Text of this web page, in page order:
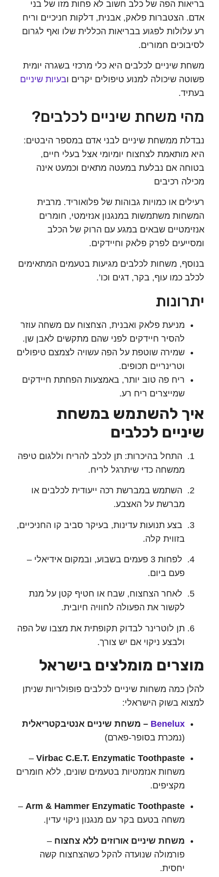
הפה של כלב חשוב לא פחות מזו של בני
הצטברות פלאק, אבנית, דלקות חניכיים וריח
לפגוע בבריאות הכללית שלו ואף לגרום
חמורים.
שיניים לכלבים היא כלי מרכזי בשגרה יומית
שיכולה למנוע טיפולים יקרים ובעיות שיניים
משחת שיניים לכלבים?
ממשחת שיניים לבני אדם במספר היבטים:
לצחצוח יומיומי אצל בעלי חיים,
אם נבלעת במעטה מתאים וכמעט אינה
רכיבים
או כמויות גבוהות של פלואוריד. מרבית
משתמשות במנגנון אנזימטי, חומרים
שבאים במגע עם הרוק של הכלב
לפרק פלאק וחיידקים.
משחות לכלבים מגיעות בטעמים המתאימים
כמו עוף, בקר, דגים וכו’.
מניעת פלאק ואבנית, הצחצוח עם משחה עוזר
להסיר חיידקים לפני שהם מתקשים לאבן שן.
שמירה שוטפת על הפה עשויה לצמצם טיפולים
וטרינריים תכופים.
ריח פה טוב יותר, באמצעות הפחתת חיידקים
שמייצרים ריח רע.
להשתמש במשחת
לכלבים
התחל בהיכרות: תן לכלב להריח וללגום טיפה
ממשחה כדי שיתרגל לריח.
השתמש במברשת רכה ייעודית לכלבים או
מברשת על האצבע.
בצע תנועות עדינות, בעיקר סביב קו החניכיים,
בזווית קלה.
לפחות 3 פעמים בשבוע, ובמקום אידיאלי –
פעם ביום.
לאחר הצחצוח, שבח או חטיף קטן על מנת
לקשור את הפעולה לחוויה חיובית.
תן לוטרינר לבדוק תקופתית את מצבו של הפה
ולבצע ניקוי אם יש צורך.
מומלצים בישראל
כמה משחות שיניים לכלבים פופולריות שניתן
בשוק הישראלי:
Benelux– משחת שיניים אנטיבקטריאלית
(נמכרת בסופר-פארם)
Virbac C.E.T. Enzymatic Toothpaste
–
משחות אנזמטיות בטעמים שונים, ללא חומרים
מקציפים.
Arm & Hammer Enzymatic Toothpaste
–
משחה בטעם בקר עם מנגנון ניקוי עדין.
משחת שיניים אורוזים ללא צחצוח–
פורמולה שנועדה להקל כשהצחצוח קשה